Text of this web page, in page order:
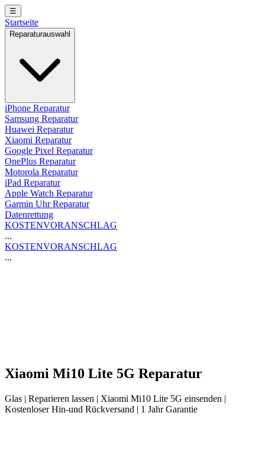
☰
Startseite
Reparaturauswahl
iPhone Reparatur
Samsung Reparatur
Huawei Reparatur
Xiaomi Reparatur
Google Pixel Reparatur
OnePlus Reparatur
Motorola Reparatur
iPad Reparatur
Apple Watch Reparatur
Garmin Uhr Reparatur
Datenrettung
KOSTENVORANSCHLAG
...
KOSTENVORANSCHLAG
...
Xiaomi Mi10 Lite 5G Reparatur
Glas | Reparieren lassen | Xiaomi Mi10 Lite 5G einsenden |
Kostenloser Hin-und Rückversand | 1 Jahr Garantie